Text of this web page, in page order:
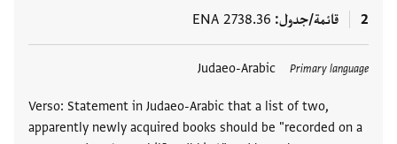
2 قائمة/جدول ENA 2738.36
Primary language
Judaeo-Arabic
Verso: Statement in Judaeo-Arabic that a list of two,
apparently newly acquired books should be "recorded on a
العلامات